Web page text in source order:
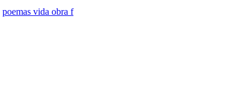
poemas vida obra f